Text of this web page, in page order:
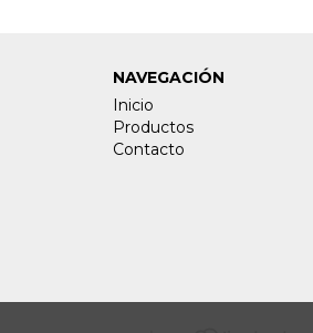
NAVEGACIÓN
Inicio
Productos
Contacto